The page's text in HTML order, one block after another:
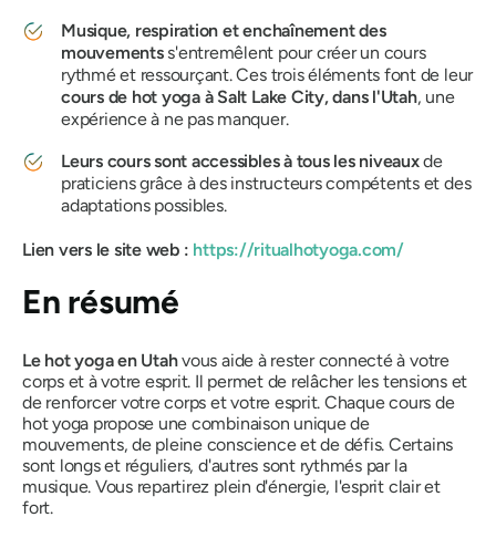
Musique, respiration et enchaînement des
mouvementss'entremêlent pour créer un cours
rythmé et ressourçant. Ces trois éléments font de leur
cours de hot yoga à Salt Lake City, dans l'Utah, une
expérience à ne pas manquer.
Leurs cours sont accessibles à tous les niveauxde
praticiens grâce à des instructeurs compétents et des
adaptations possibles.
Lien vers le site web : https://ritualhotyoga.com/
En résumé
Le hot yoga en Utahvous aide à rester connecté à votre
corps et à votre esprit. Il permet de relâcher les tensions et
de renforcer votre corps et votre esprit. Chaque cours de
hot yoga propose une combinaison unique de
mouvements, de pleine conscience et de défis. Certains
sont longs et réguliers, d'autres sont rythmés par la
musique. Vous repartirez plein d'énergie, l'esprit clair et
fort.